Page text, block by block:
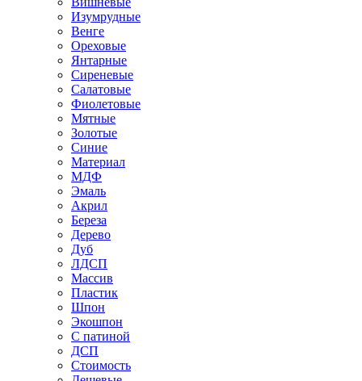
Изумрудные
Венге
Ореховые
Янтарные
Сиреневые
Салатовые
Фиолетовые
Мятные
Золотые
Синие
Материал
МДФ
Эмаль
Акрил
Береза
Дерево
Дуб
ЛДСП
Массив
Пластик
Шпон
Экошпон
С патиной
ДСП
Стоимость